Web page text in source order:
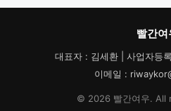
빨간여
대표자 : 김세환 | 사업자등
이메일 :
© 2026 빨간여우. All